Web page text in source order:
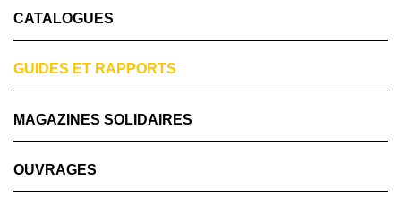
CATALOGUES
GUIDES ET RAPPORTS
MAGAZINES SOLIDAIRES
OUVRAGES